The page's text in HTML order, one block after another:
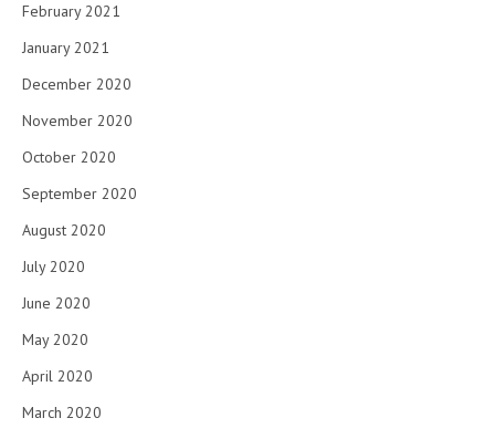
February 2021
January 2021
December 2020
November 2020
October 2020
September 2020
August 2020
July 2020
June 2020
May 2020
April 2020
March 2020